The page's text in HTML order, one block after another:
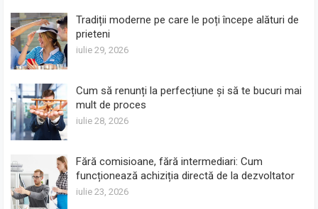
Tradiții moderne pe care le poți începe alături de
prieteni
iulie 29, 2026
Cum să renunți la perfecțiune și să te bucuri mai
mult de proces
iulie 28, 2026
Fără comisioane, fără intermediari: Cum
funcționează achiziția directă de la dezvoltator
iulie 23, 2026